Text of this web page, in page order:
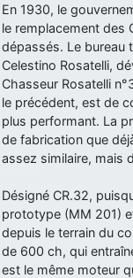
meeting de Lann
cachée dans les pins
au site!
jericho: Bonne
2026 !
little boy : je vous
année!
et de bonnes fêtes de
d9pouces: Joyeux
d9pouces
: mais tu
comme le Prytanée
En 1930, le
le remplacement des
dépassés. Le bureau
Celestino Rosatelli,
Chasseur Rosatelli
le précédent, est de
plus performant. La
de fabrication que
assez similaire, mais
Désigné CR.32,
prototype (MM 201)
depuis le terrain du
de 600 ch, qui
est le même moteur